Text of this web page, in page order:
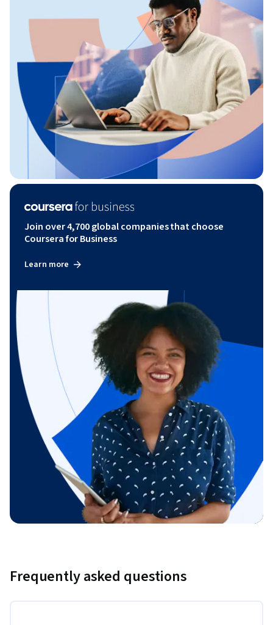
Join over 4,700 global companies that choose
Coursera for Business
Learn more
Frequently asked questions